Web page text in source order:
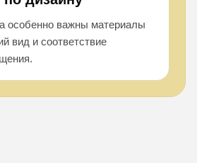
особенно важны материалы
вид и соответствие